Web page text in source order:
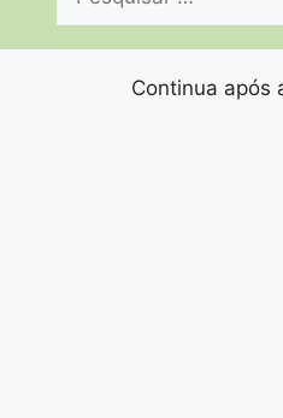
Continua após